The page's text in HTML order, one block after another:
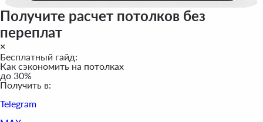
Получите расчет потолков без
переплат
×
Бесплатный гайд:
Как сэкономить на потолках
до 30%
Получить в:
Telegram